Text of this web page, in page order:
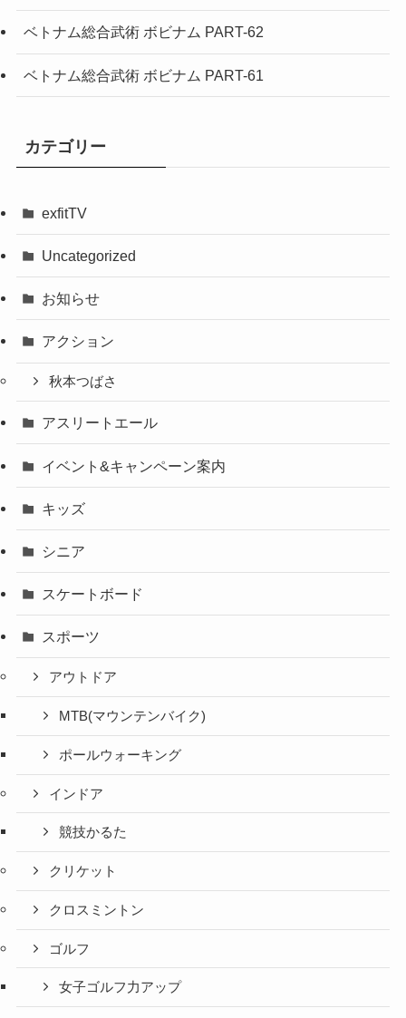
ベトナム総合武術 ボビナム PART-62
ベトナム総合武術 ボビナム PART-61
カテゴリー
exfitTV
Uncategorized
お知らせ
アクション
秋本つばさ
アスリートエール
イベント&キャンペーン案内
キッズ
シニア
スケートボード
スポーツ
アウトドア
MTB(マウンテンバイク)
ポールウォーキング
インドア
競技かるた
クリケット
クロスミントン
ゴルフ
女子ゴルフ力アップ